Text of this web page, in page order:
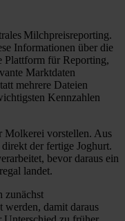
Milchpreisreporting.
Informationen über die
Plattform für Reporting,
Marktdaten
mehrere Dateien
Kennzahlen
Molkerei vorstellen. Aus
der fertige Joghurt.
bevor daraus ein
landet.
zunächst
werden, damit daraus